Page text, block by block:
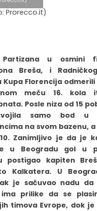
Partizana u osmini
Breša, i
Kupa Florencija odmerili
meču 16. kola
Posle niza od 15
samo bod u
na svom bazenu,
Zanimljivo je da je
u Beogradu gol u
postigao kapiten
Kalkatera. U
je sačuvao nadu da
ima prilike da se
timova Evrope, dok